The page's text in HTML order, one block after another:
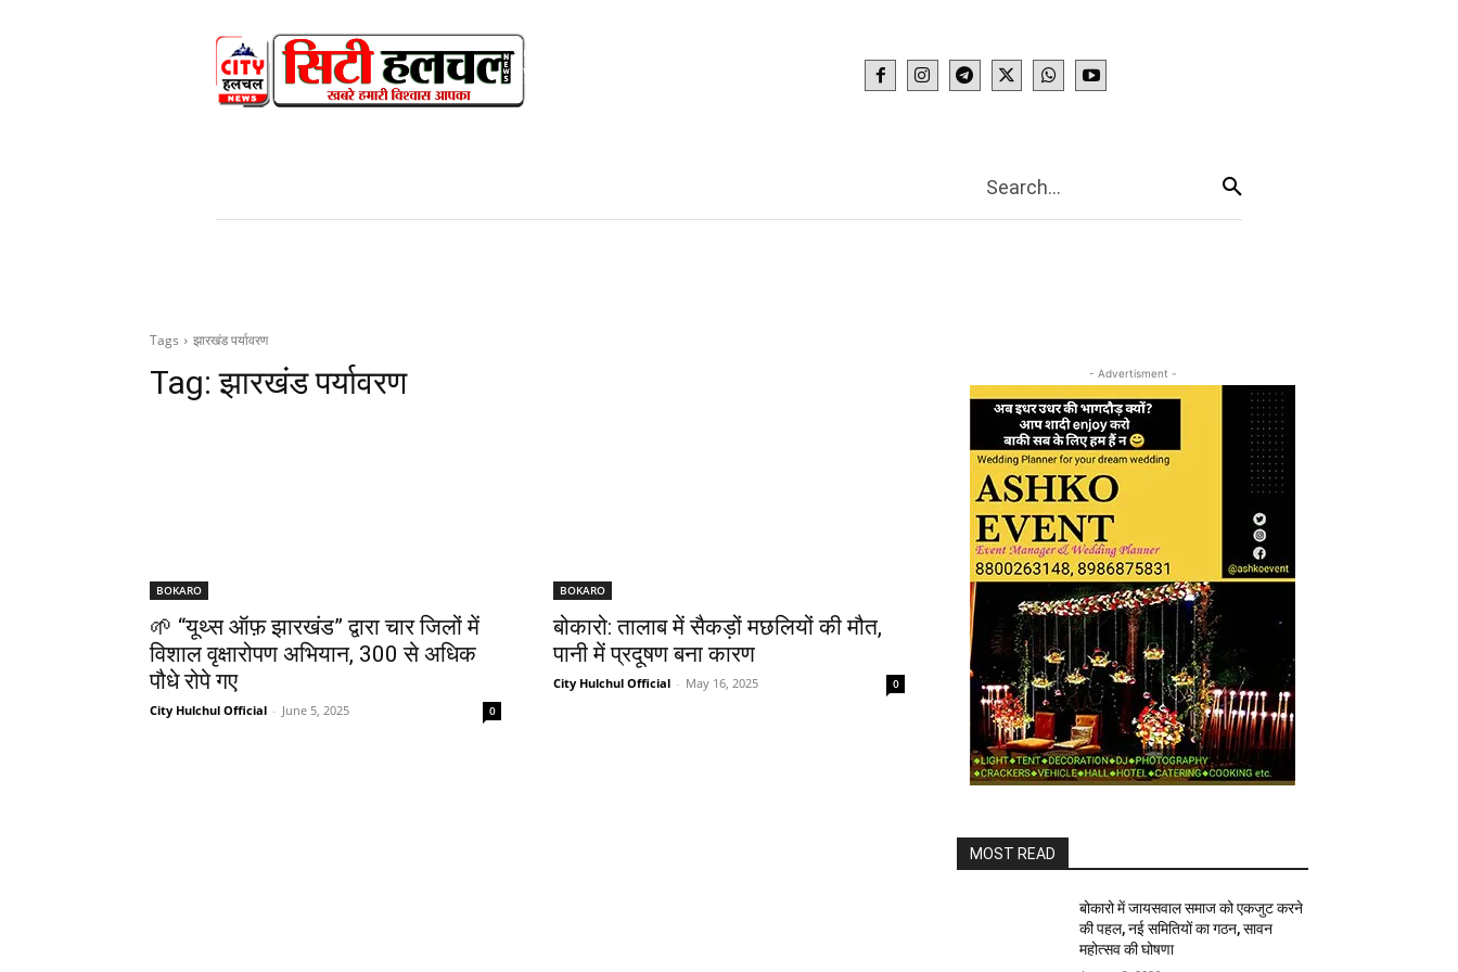
WEB STORIES More
Search...
Tags झारखंड पर्यावरण
Tag:झारखंड पर्यावरण
BOKARO
🌱 “यूथ्स ऑफ़ झारखंड” द्वारा चार जिलों में
विशाल वृक्षारोपण अभियान, 300 से अधिक
पौधे रोपे गए
City Hulchul Official - June 5, 2025 0
BOKARO
बोकारो: तालाब में सैकड़ों मछलियों की मौत,
पानी में प्रदूषण बना कारण
City Hulchul Official - May 16, 2025 0
- Advertisment -
MOST READ
बोकारो में जायसवाल समाज को एकजुट करने
की पहल, नई समितियों का गठन, सावन
महोत्सव की घोषणा